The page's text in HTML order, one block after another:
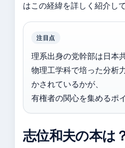
はこの経緯を詳しく紹介し
注目点
理系出身の党幹部は日本
物理工学科で培った分析
かされているかが、
有権者の関心を集めるポ
志位和夫の本は